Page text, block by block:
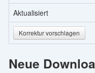
Aktualisiert
Korrektur vorschlagen
Neue